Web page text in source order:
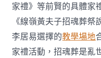
家禮》等前賢的具體家
《線嶺黃夫子招魂葬
李居易選擇的教學場地
家禮活動，招魂葬是亂